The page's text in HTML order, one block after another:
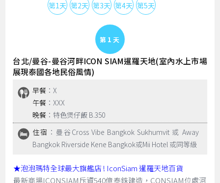
第1天 第2天 第3天 第4天 第5天
Day 1
台北/曼谷-曼谷河畔ICON SIAM暹羅天地(室內水上市場
展現泰國各地民俗風情)
早餐 ：X
午餐 ：XXX
晚餐 ：特色煲仔飯 B.350
住宿 ：曼谷Cross Vibe Bangkok Sukhumvit 或 Away
Bangkok Riverside Kene Bangkok或Mii Hotel 或同等級
★泡泡瑪特全球最大旗艦店 ! IconSiam 暹羅天地百貨
最新商場ICONSIAM斥資540億泰銖建造，CONSIAM位處河